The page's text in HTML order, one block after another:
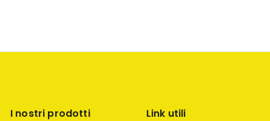
I nostri prodotti Link utili